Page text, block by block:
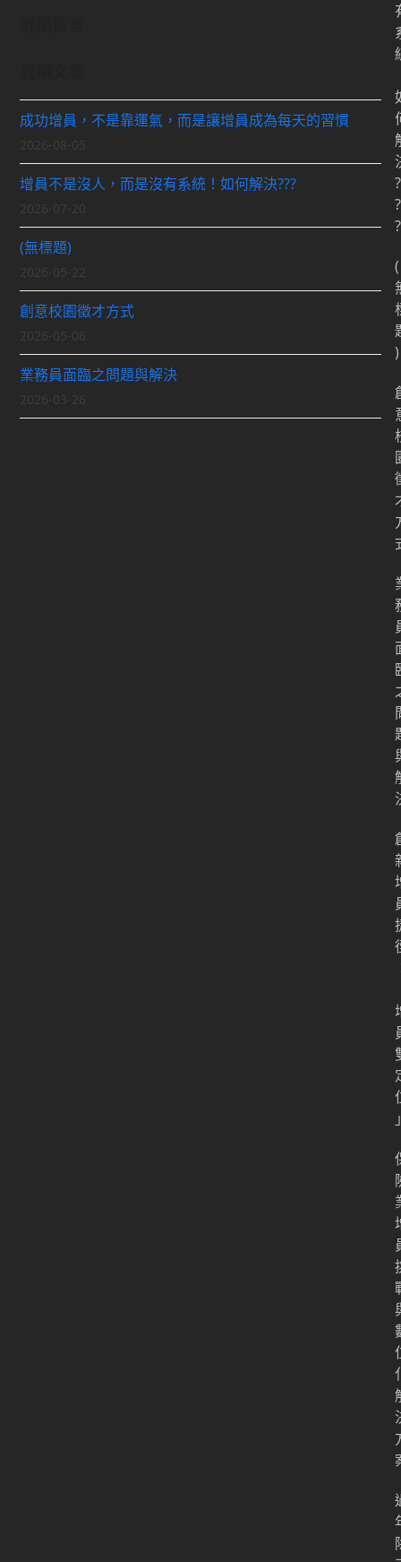
成功增員，不是靠運氣，而是讓增員成為每天的習慣
增員不是沒人，而是沒有系統！如何解決???
(無標題)
創意校園徵才方式
業務員面臨之問題與解決
?
?
?
(
)